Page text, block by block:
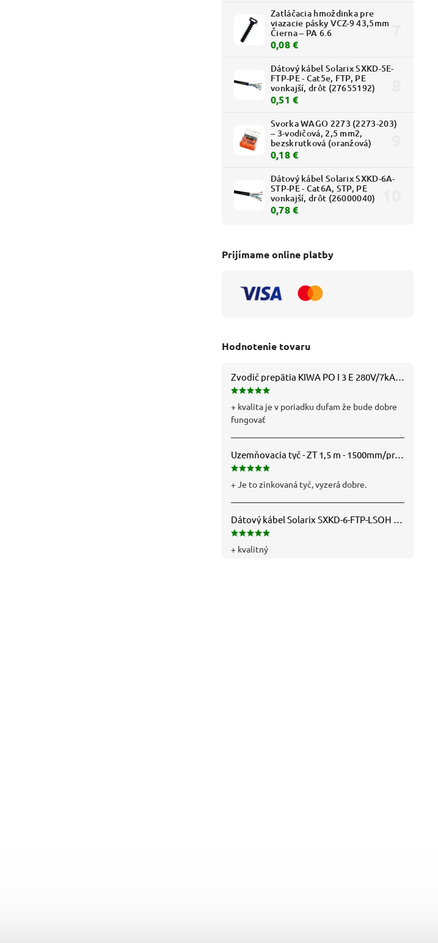
Zatláčacia hmoždinka pre
viazacie pásky VCZ-9 43,5mm
Čierna – PA 6.6
0,08 €
Dátový kábel Solarix SXKD-5E-
FTP-PE - Cat5e, FTP, PE
vonkajší, drôt (27655192)
0,51 €
Svorka WAGO 2273 (2273-203)
– 3-vodičová, 2,5 mm2,
bezskrutková (oranžová)
0,18 €
Dátový kábel Solarix SXKD-6A-
STP-PE - Cat6A, STP, PE
vonkajší, drôt (26000040)
0,78 €
Prijímame online platby
Hodnotenie tovaru
+ kvalita je v poriadku dufam že bude dobre
fungovať
Uzemňovacia tyč - ZT 1,5 m - 1500mm/pr.25mm - Fe/Zn - f712112
+ Je to zinkovaná tyč, vyzerá dobre.
+ kvalitný